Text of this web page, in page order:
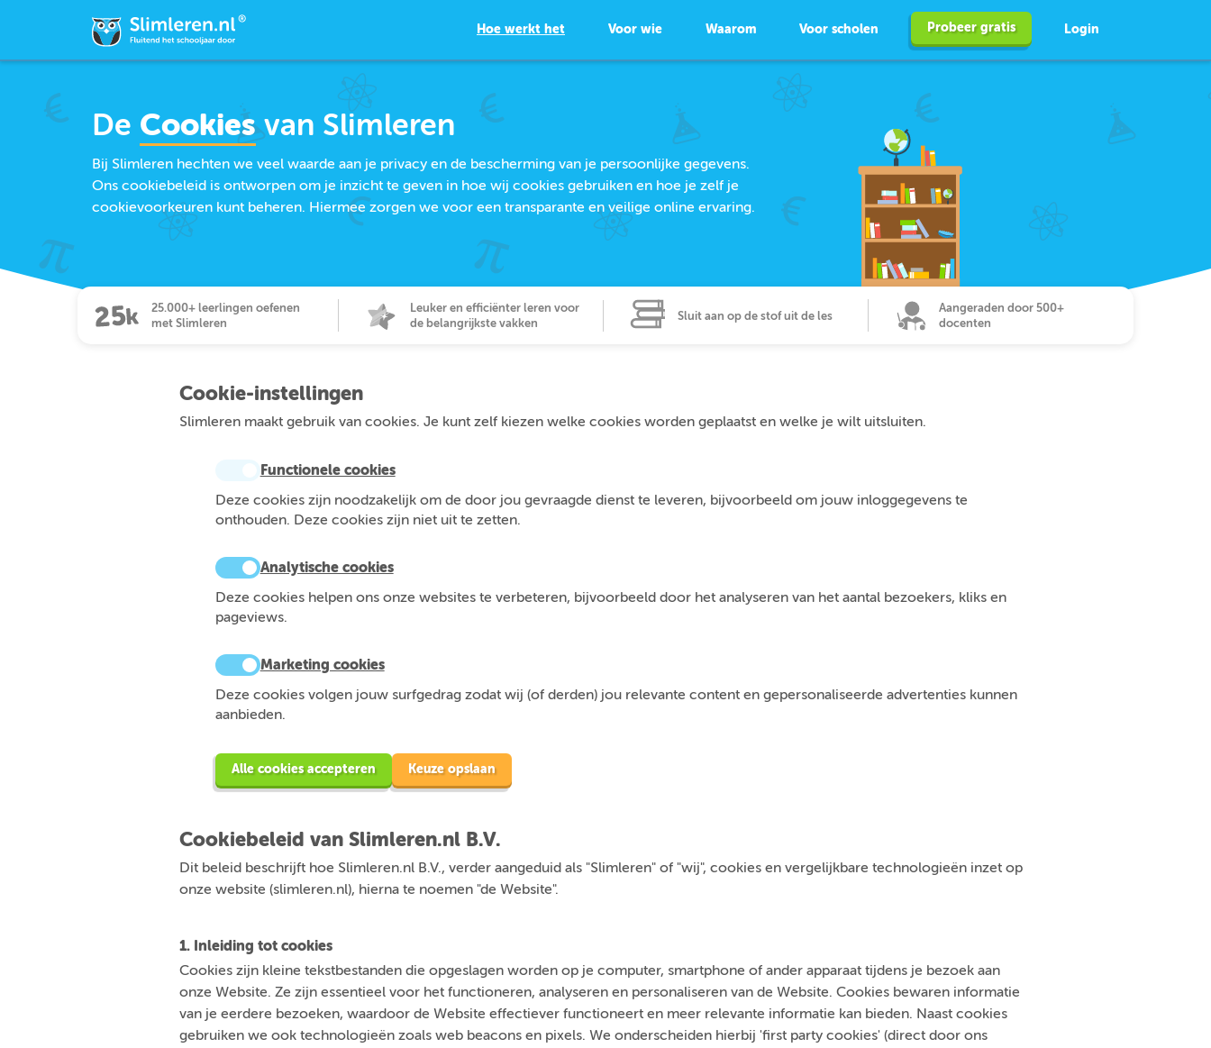
Hoe werkt het Voor wie Waarom Voor scholen Probeer gratis Login
De Cookiesvan Slimleren
Bij Slimleren hechten we veel waarde aan je privacy en de bescherming van je persoonlijke gegevens.
Ons cookiebeleid is ontworpen om je inzicht te geven in hoe wij cookies gebruiken en hoe je zelf je
cookievoorkeuren kunt beheren. Hiermee zorgen we voor een transparante en veilige online ervaring.
25.000+ leerlingen oefenen
met Slimleren
Leuker en efficiënter leren voor
de belangrijkste vakken
Sluit aan op de stof uit de les
Aangeraden door 500+
docenten
Cookie-instellingen
Slimleren maakt gebruik van cookies. Je kunt zelf kiezen welke cookies worden geplaatst en welke je wilt uitsluiten.
Functionele cookies
Deze cookies zijn noodzakelijk om de door jou gevraagde dienst te leveren, bijvoorbeeld om jouw inloggegevens te
onthouden. Deze cookies zijn niet uit te zetten.
Analytische cookies
Deze cookies helpen ons onze websites te verbeteren, bijvoorbeeld door het analyseren van het aantal bezoekers, kliks en
pageviews.
Marketing cookies
Deze cookies volgen jouw surfgedrag zodat wij (of derden) jou relevante content en gepersonaliseerde advertenties kunnen
aanbieden.
Alle cookies accepteren Keuze opslaan
Cookiebeleid van Slimleren.nl B.V.
Dit beleid beschrijft hoe Slimleren.nl B.V., verder aangeduid als "Slimleren" of "wij", cookies en vergelijkbare technologieën inzet op
onze website (slimleren.nl), hierna te noemen "de Website".
1. Inleiding tot cookies
Cookies zijn kleine tekstbestanden die opgeslagen worden op je computer, smartphone of ander apparaat tijdens je bezoek aan
onze Website. Ze zijn essentieel voor het functioneren, analyseren en personaliseren van de Website. Cookies bewaren informatie
van je eerdere bezoeken, waardoor de Website effectiever functioneert en meer relevante informatie kan bieden. Naast cookies
gebruiken we ook technologieën zoals web beacons en pixels. We onderscheiden hierbij 'first party cookies' (direct door ons